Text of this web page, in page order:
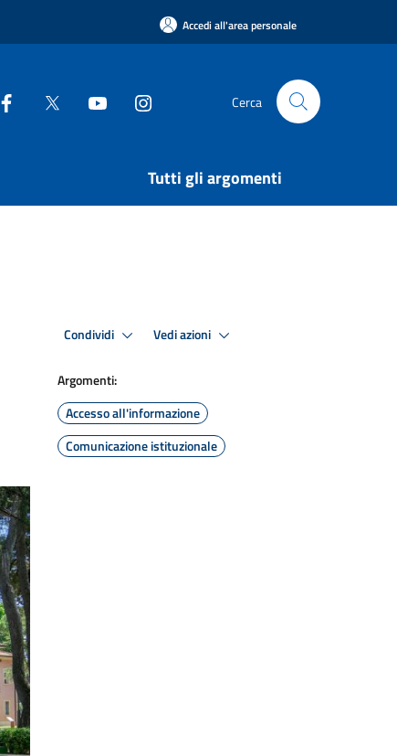
Accedi all'area personale
Cerca
Tutti gli argomenti
Condividi Vedi azioni
Argomenti:
Accesso all'informazione
Comunicazione istituzionale